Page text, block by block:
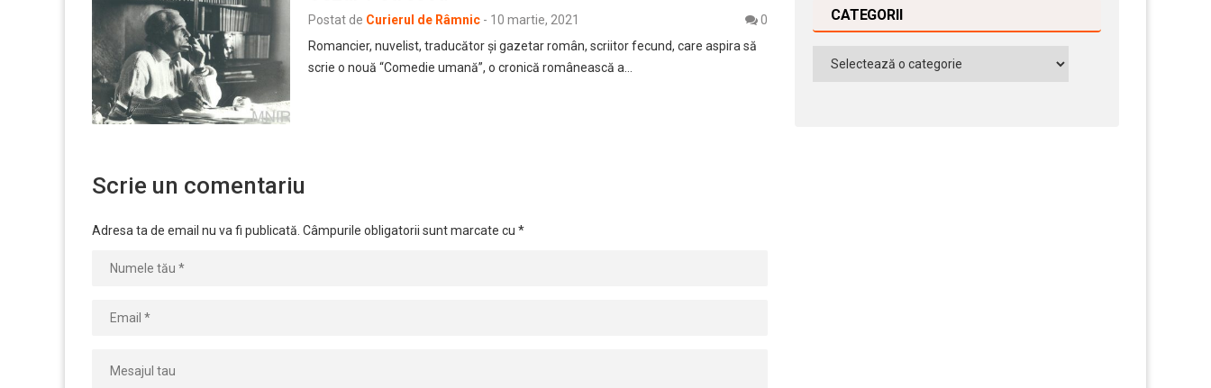
Postat de Curierul de Râmnic - 10 martie, 2021
0
Romancier, nuvelist, traducător şi gazetar român, scriitor fecund, care aspira să
scrie o nouă “Comedie umană”, o cronică românească a…
Scrie un comentariu
Adresa ta de email nu va fi publicată. Câmpurile obligatorii sunt marcate cu *
CATEGORII
Categorii